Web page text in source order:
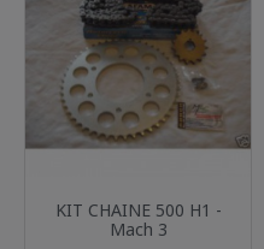
KIT CHAINE 500 H1 -
Mach 3